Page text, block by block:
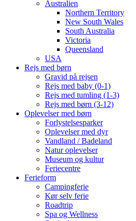
Australien
Northern Territory
New South Wales
South Australia
Victoria
Queensland
USA
Rejs med børn
Gravid på rejsen
Rejs med baby (0-1)
Rejs med tumling (1-3)
Rejs med børn (3-12)
Oplevelser med børn
Forlystelsesparker
Oplevelser med dyr
Vandland / Badeland
Natur oplevelser
Museum og kultur
Feriecentre
Ferieform
Campingferie
Kør selv ferie
Roadtrip
Spa og Wellness